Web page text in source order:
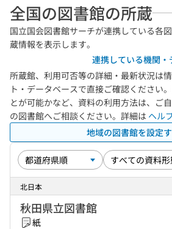
全国の図書館の所蔵
国立国会図書館サーチが連携している各
蔵情報を表示します。
連携している機関
所蔵館、利用可否等の詳細・最新状況は
ト・データベースで直接ご確認ください
とが可能かなど、資料の利用方法は、ご
の図書館へご相談ください。詳細は ヘル
地域の図書館を設定
北日本
秋田県立図書館
紙